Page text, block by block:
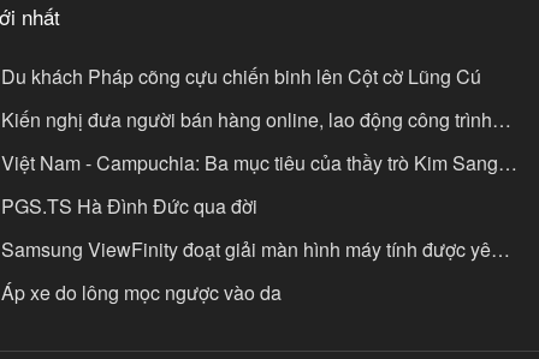
nhất
Du khách Pháp cõng cựu chiến binh lên Cột cờ Lũng Cú
Kiến nghị đưa người bán hàng online, lao động công trình
BHXH bắt buộc
Việt Nam - Campuchia: Ba mục tiêu của thầy trò Kim Sang-
PGS.TS Hà Đình Đức qua đời
Samsung ViewFinity đoạt giải màn hình máy tính được yêu
Áp xe do lông mọc ngược vào da